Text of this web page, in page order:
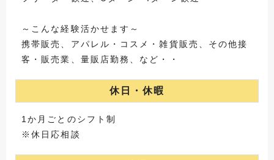
～こんな経験活かせます～
携帯販売、アパレル・コスメ・雑貨販売、その他接
客・販売業、量販店勤務、など・・
休日・休暇
1か月ごとのシフト制
※休日応相談